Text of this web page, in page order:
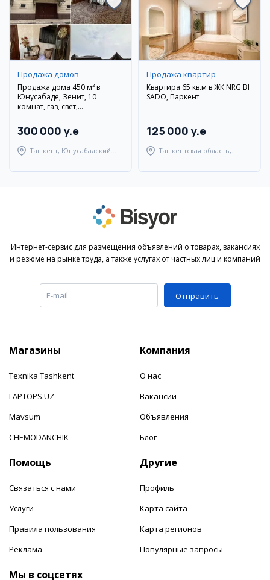
Продажа домов
Продажа дома 450 м² в
Юнусабаде, Зенит, 10
комнат, газ, свет,
300 000 y.e
Ташкент, Юнусабадский
Продажа квартир
Квартира 65 кв.м в ЖК NRG BI
SADO, Паркент
125 000 y.e
Ташкентская область,
Интернет-сервис для размещения объявлений о товарах, вакансиях
и резюме на рынке труда, а также услугах от частных лиц и компаний
Отправить
Магазины
Texnika Tashkent
LAPTOPS.UZ
Mavsum
CHEMODANCHIK
Компания
О нас
Вакансии
Объявления
Блог
Помощь
Связаться с нами
Услуги
Правила пользования
Реклама
Другие
Профиль
Карта сайта
Карта регионов
Популярные запросы
Мы в соцсетях